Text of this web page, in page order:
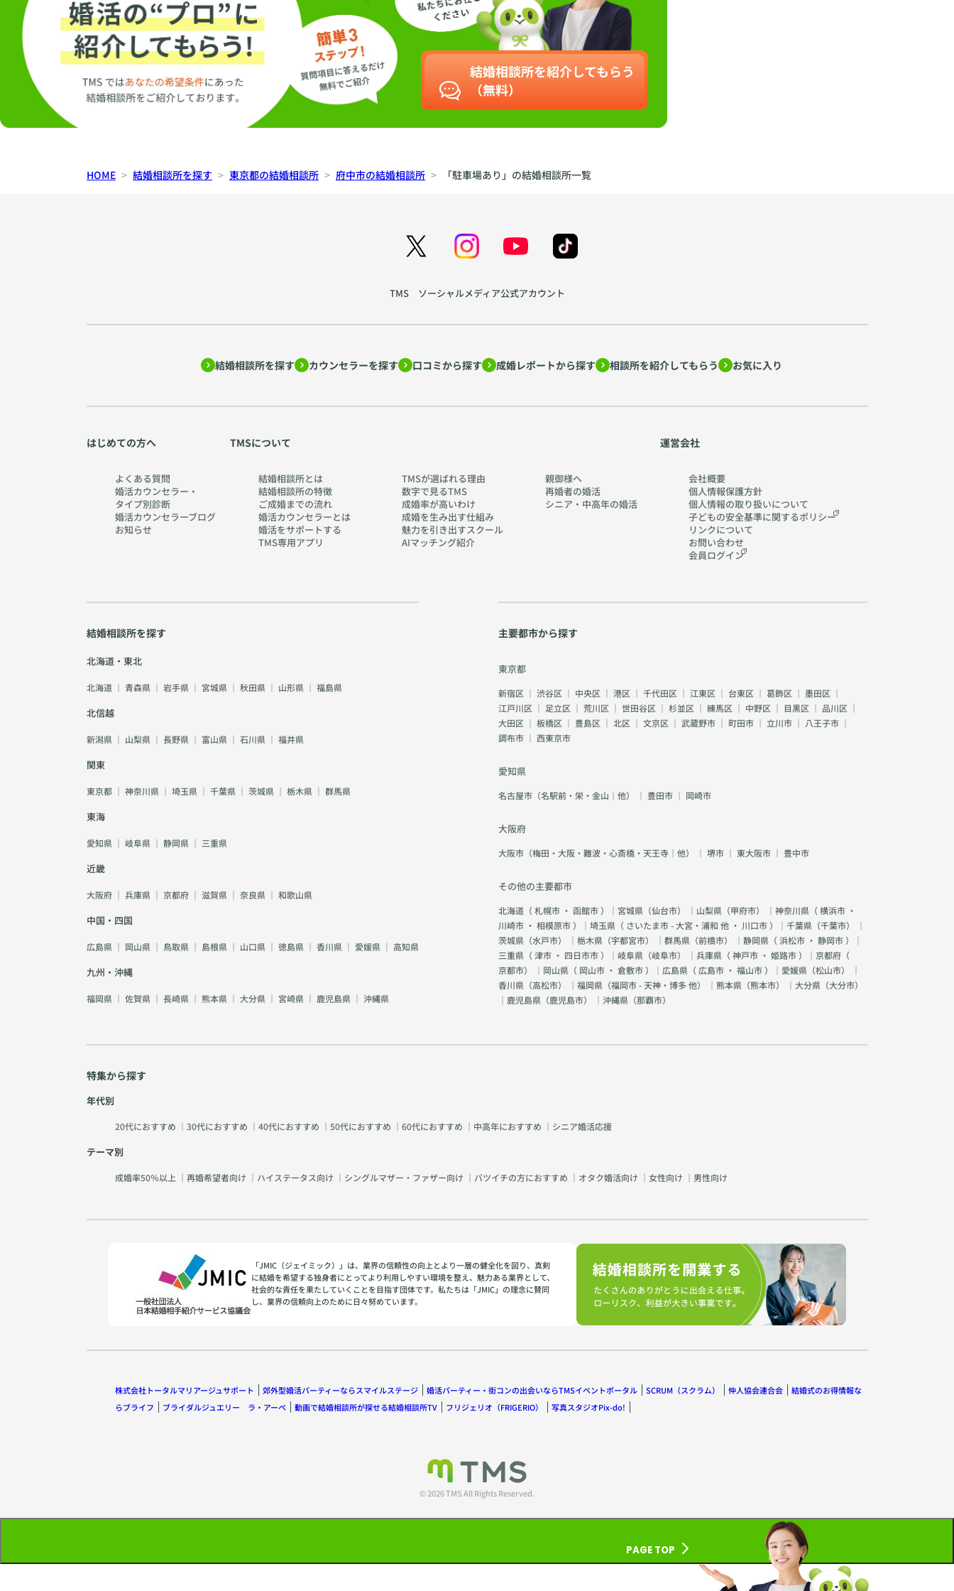
結婚相談所を紹介してもらう
（無料）
HOME 結婚相談所を探す 東京都の結婚相談所 府中市の結婚相談所 「駐車場あり」の結婚相談所一覧
TMS ソーシャルメディア公式アカウント
結婚相談所を探す カウンセラーを探す 口コミから探す 成婚レポートから探す 相談所を紹介してもらう お気に入り
はじめての方へ
よくある質問
婚活カウンセラー・
タイプ別診断
婚活カウンセラーブログ
お知らせ
TMSについて
結婚相談所とは
結婚相談所の特徴
ご成婚までの流れ
婚活カウンセラーとは
婚活をサポートする
TMS専用アプリ
TMSが選ばれる理由
数字で見るTMS
成婚率が高いわけ
成婚を生み出す仕組み
魅力を引き出すスクール
AIマッチング紹介
親御様へ
再婚者の婚活
シニア・中高年の婚活
運営会社
会社概要
個人情報保護方針
個人情報の取り扱いについて
子どもの安全基準に関するポリシー
リンクについて
お問い合わせ
会員ログイン
結婚相談所を探す
北海道・東北
北海道 ｜ 青森県 ｜ 岩手県 ｜ 宮城県 ｜ 秋田県 ｜ 山形県 ｜ 福島県
北信越
新潟県 ｜ 山梨県 ｜ 長野県 ｜ 富山県 ｜ 石川県 ｜ 福井県
関東
東京都 ｜ 神奈川県 ｜ 埼玉県 ｜ 千葉県 ｜ 茨城県 ｜ 栃木県 ｜ 群馬県
東海
愛知県 ｜ 岐阜県 ｜ 静岡県 ｜ 三重県
近畿
大阪府 ｜ 兵庫県 ｜ 京都府 ｜ 滋賀県 ｜ 奈良県 ｜ 和歌山県
中国・四国
広島県 ｜ 岡山県 ｜ 鳥取県 ｜ 島根県 ｜ 山口県 ｜ 徳島県 ｜ 香川県 ｜ 愛媛県 ｜ 高知県
九州・沖縄
福岡県 ｜ 佐賀県 ｜ 長崎県 ｜ 熊本県 ｜ 大分県 ｜ 宮崎県 ｜ 鹿児島県 ｜ 沖縄県
主要都市から探す
東京都
新宿区 ｜ 渋谷区 ｜ 中央区 ｜ 港区 ｜ 千代田区 ｜ 江東区 ｜ 台東区 ｜ 葛飾区 ｜ 墨田区 ｜
江戸川区 ｜ 足立区 ｜ 荒川区 ｜ 世田谷区 ｜ 杉並区 ｜ 練馬区 ｜ 中野区 ｜ 目黒区 ｜ 品川区 ｜
大田区 ｜ 板橋区 ｜ 豊島区 ｜ 北区 ｜ 文京区 ｜ 武蔵野市 ｜ 町田市 ｜ 立川市 ｜ 八王子市 ｜
調布市 ｜ 西東京市
愛知県
名古屋市（名駅前・栄・金山｜他） ｜ 豊田市 ｜ 岡崎市
大阪府
大阪市（梅田・大阪・難波・心斎橋・天王寺｜他） ｜ 堺市 ｜ 東大阪市 ｜ 豊中市
その他の主要都市
北海道（札幌市 ・ 函館市）｜宮城県（仙台市） ｜山梨県（甲府市） ｜神奈川県（横浜市 ・
川崎市 ・ 相模原市）｜埼玉県（ さいたま市 - 大宮・浦和 他 ・ 川口市）｜千葉県（千葉市） ｜
茨城県（水戸市） ｜栃木県（宇都宮市） ｜群馬県（前橋市） ｜静岡県（浜松市 ・ 静岡市）｜
三重県（津市 ・ 四日市市）｜岐阜県（岐阜市） ｜兵庫県（神戸市 ・ 姫路市）｜京都府（
京都市） ｜岡山県（ 岡山市 ・ 倉敷市）｜広島県（ 広島市 ・ 福山市）｜愛媛県（松山市） ｜
香川県（高松市） ｜福岡県（福岡市 - 天神・博多 他） ｜熊本県（熊本市） ｜大分県（大分市）
｜鹿児島県（鹿児島市） ｜沖縄県（那覇市）
特集から探す
年代別
20代におすすめ ｜ 30代におすすめ ｜ 40代におすすめ ｜ 50代におすすめ ｜ 60代におすすめ ｜ 中高年におすすめ ｜ シニア婚活応援
テーマ別
成婚率50％以上 ｜ 再婚希望者向け ｜ ハイステータス向け ｜ シングルマザー・ファザー向け ｜ バツイチの方におすすめ ｜ オタク婚活向け ｜ 女性向け ｜ 男性向け
「JMIC（ジェイミック）」は、業界の信頼性の向上とより一層の健全化を図り、真剣
に結婚を希望する独身者にとってより利用しやすい環境を整え、魅力ある業界として、
社会的な責任を果たしていくことを目指す団体です。私たちは「JMIC」の理念に賛同
し、業界の信頼向上のために日々努めています。
株式会社トータルマリアージュサポート 郊外型婚活パーティーならスマイルステージ 婚活パーティー・街コンの出会いならTMSイベントポータル SCRUM（スクラム） 仲人協会連合会
結婚式のお得情報な
らブライフ
ブライダルジュエリー ラ・アーペ 動画で結婚相談所が探せる結婚相談所TV フリジェリオ（FRIGERIO） 写真スタジオPix-do!
© 2026 TMS All Rights Reserved.
PAGE TOP